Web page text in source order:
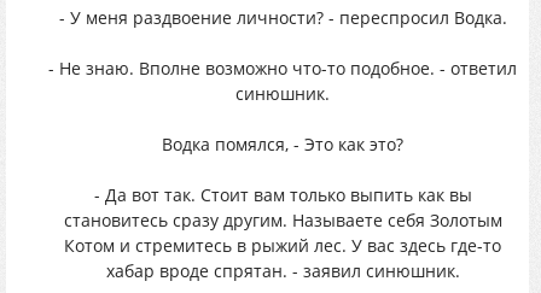
- У меня раздвоение личности? - переспросил Водка.
- Не знаю. Вполне возможно что-то подобное. - ответил
синюшник.
Водка помялся, - Это как это?
- Да вот так. Стоит вам только выпить как вы
становитесь сразу другим. Называете себя Золотым
Котом и стремитесь в рыжий лес. У вас здесь где-то
хабар вроде спрятан. - заявил синюшник.